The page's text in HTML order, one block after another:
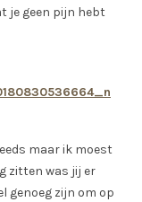
je geen pijn hebt
maar ik moest
zitten was jij er
genoeg zijn om op